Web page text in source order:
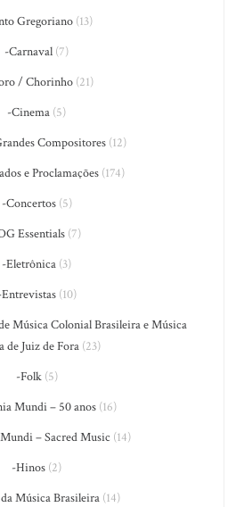
Gregoriano (13)
-Carnaval (7)
/ Chorinho (21)
-Cinema (5)
Compositores(12)
e Proclamações(174)
-Concertos(5)
Essentials(7)
-Eletrônica (3)
(10)
Música Colonial Brasileira e Música
de Juiz de Fora (23)
-Folk(5)
Mundi – 50 anos(16)
– Sacred Music (14)
-Hinos (2)
Música Brasileira(14)